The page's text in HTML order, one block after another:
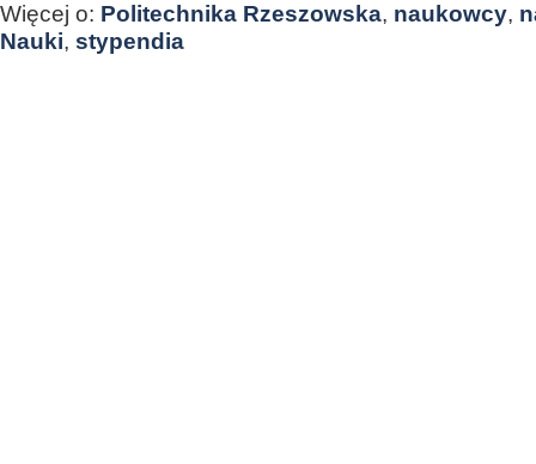
Więcej o: Politechnika Rzeszowska, naukowcy,
Nauki, stypendia